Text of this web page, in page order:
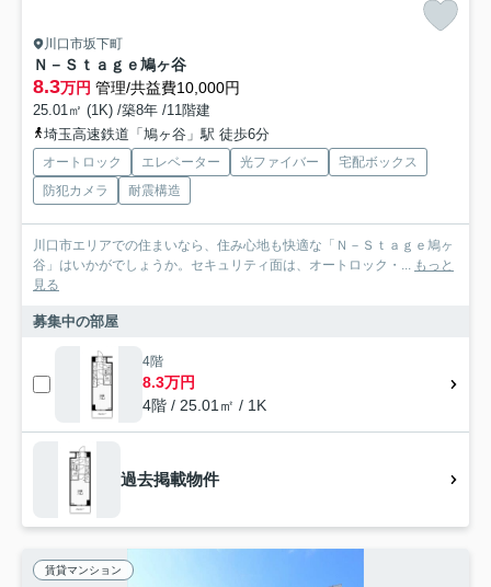
川口市坂下町
Ｎ－Ｓｔａｇｅ鳩ヶ谷
8.3万円 管理/共益費10,000円
25.01㎡ (1K) /築8年 /11階建
埼玉高速鉄道「鳩ヶ谷」駅 徒歩6分
オートロック エレベーター 光ファイバー
宅配ボックス
防犯カメラ
耐震構造
川口市エリアでの住まいなら、住み心地も快適な「Ｎ－Ｓｔａｇｅ鳩ヶ
谷」はいかがでしょうか。セキュリティ面は、オートロック・... もっと
見る
募集中の部屋
4階
8.3万円
4階 / 25.01㎡ / 1K
過去掲載物件
賃貸マンション